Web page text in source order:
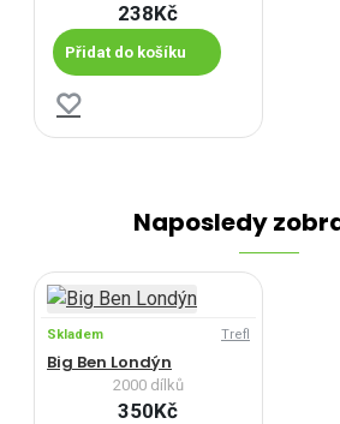
238Kč
Přidat do košíku
Naposledy
Skladem Trefl
Big Ben Londýn
2000 dílků
350Kč